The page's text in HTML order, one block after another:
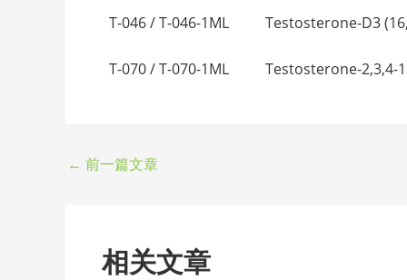
T-046 / T-046-1ML Testosterone-D3
T-070 / T-070-1ML Testosterone-2,3,4-
← 前一篇文章
相关文章